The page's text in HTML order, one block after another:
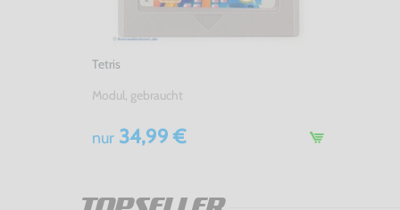
Tetris
Modul, gebraucht
nur 34,99 €